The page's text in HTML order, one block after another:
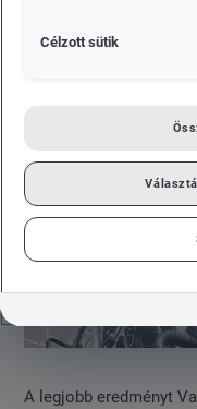
A legjobb eredményt
Célzott sütik